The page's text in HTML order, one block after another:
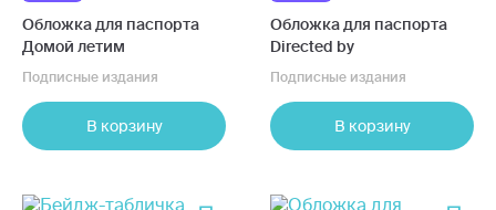
Обложка для паспорта
Домой летим
Подписные издания
В корзину
Обложка для паспорта
Directed by
Подписные издания
В корзину